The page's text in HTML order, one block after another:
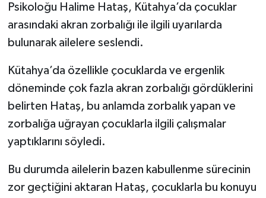
Psikoloğu Halime Hataş, Kütahya’da çocuklar
arasındaki akran zorbalığı ile ilgili uyarılarda
bulunarak ailelere seslendi.
Kütahya’da özellikle çocuklarda ve ergenlik
döneminde çok fazla akran zorbalığı gördüklerini
belirten Hataş, bu anlamda zorbalık yapan ve
zorbalığa uğrayan çocuklarla ilgili çalışmalar
yaptıklarını söyledi.
Bu durumda ailelerin bazen kabullenme sürecinin
zor geçtiğini aktaran Hataş, çocuklarla bu konuyu
Hisarcık
İlçeler
Köşe Yazıları
Kültür Sanat
Kütahya
Otomobil